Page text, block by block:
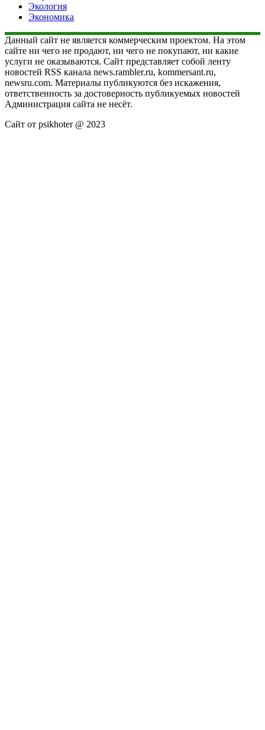
Экология
Экономика
Данный сайт не является коммерческим проектом. На этом
сайте ни чего не продают, ни чего не покупают, ни какие
услуги не оказываются. Сайт представляет собой ленту
новостей RSS канала news.rambler.ru, kommersant.ru,
newsru.com. Материалы публикуются без искажения,
ответственность за достоверность публикуемых новостей
Администрация сайта не несёт.
Сайт от psikhoter @ 2023